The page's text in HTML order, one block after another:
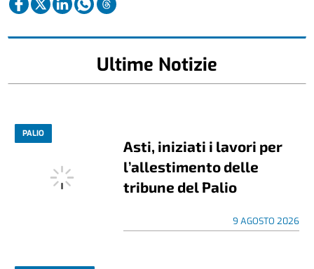
Ultime Notizie
PALIO
Asti, iniziati i lavori per
l’allestimento delle
tribune del Palio
9 AGOSTO 2026